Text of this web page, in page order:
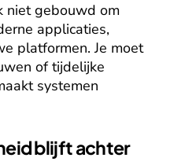
niet gebouwd om
applicaties,
platformen. Je moet
of tijdelijke
systemen
blijft achter